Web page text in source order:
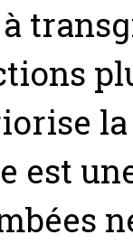
est